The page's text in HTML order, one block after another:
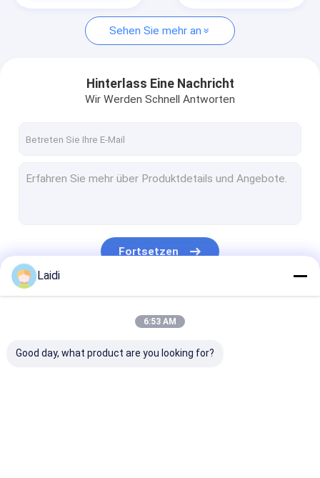
Angebot anfordern
Metalldrahtnetze Schranken
Ein temporärer Zaun aus Metall
Sicherheitszaun gegen Aufstieg
Sehen Sie mehr an
Hinterlass Eine Nachricht
Wir Werden Schnell Antworten
Fortsetzen
Laidi
6:53 AM
Good day, what product are you looking for?